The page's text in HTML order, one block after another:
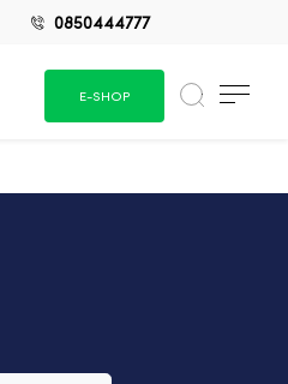
0850444777
E-SHOP